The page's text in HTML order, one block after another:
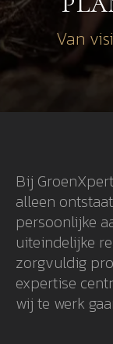
Van
Bij
alleen
persoonlijke
uiteindelijke
zorgvuldig
expertise
wij te werk